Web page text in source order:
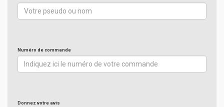
Numéro de commande
Donnez votre avis